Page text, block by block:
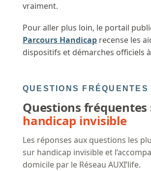
vraiment.
Pour aller plus loin, le portail
Parcours Handicap recense les
dispositifs et démarches officiels
QUESTIONS FRÉQUENTES
Questions fréquentes
handicap invisible
Les réponses aux questions les
sur handicap invisible et
domicile par le Réseau AUXI’life.